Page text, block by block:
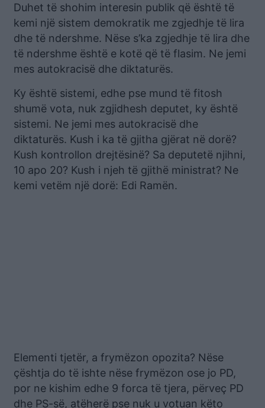
Duhet të shohim interesin publik që është të
kemi një sistem demokratik me zgjedhje të lira
dhe të ndershme. Nëse s’ka zgjedhje të lira dhe
të ndershme është e kotë që të flasim. Ne jemi
mes autokracisë dhe diktaturës.
Ky është sistemi, edhe pse mund të fitosh
shumë vota, nuk zgjidhesh deputet, ky është
sistemi. Ne jemi mes autokracisë dhe
diktaturës. Kush i ka të gjitha gjërat në dorë?
Kush kontrollon drejtësinë? Sa deputetë njihni,
10 apo 20? Kush i njeh të gjithë ministrat? Ne
kemi vetëm një dorë: Edi Ramën.
Elementi tjetër, a frymëzon opozita? Nëse
çështja do të ishte nëse frymëzon ose jo PD,
por ne kishim edhe 9 forca të tjera, përveç PD
dhe PS-së, atëherë pse nuk u votuan këto